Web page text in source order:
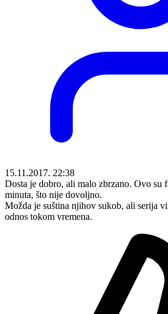
15.11.2017. 22:38
Dosta je dobro, ali malo zbrzano. Ovo su
minuta, što nije dovoljno.
Možda je suština njihov sukob, ali serija
odnos tokom vremena.